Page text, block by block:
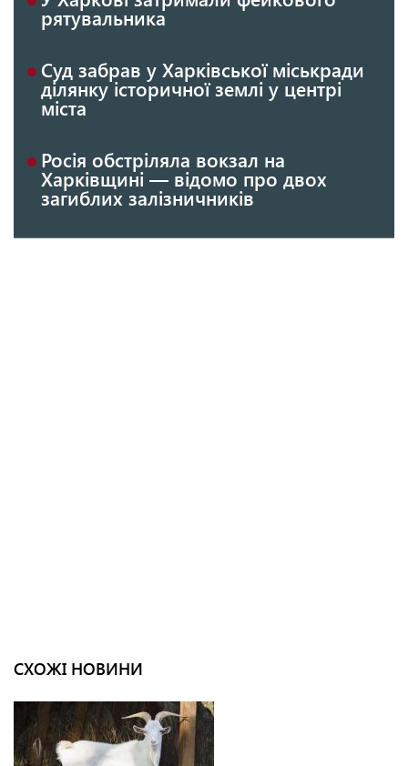
рятувальника
Суд забрав у Харківської міськради
ділянку історичної землі у центрі
міста
Росія обстріляла вокзал на
Харківщині — відомо про двох
загиблих залізничників
СХОЖІ НОВИНИ